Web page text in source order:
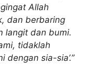
Allah
dan berbaring
langit dan bumi.
tidaklah
dengan sia-sia’.”